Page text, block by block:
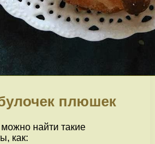
плюшек
найти такие
как: